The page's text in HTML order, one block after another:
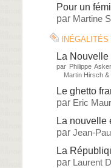
Pour un
par Martine
inégalités
La
par Philippe
Martin Hirsch &
Le ghetto
par Eric
La nouvelle
par Jean-
La
par Laurent